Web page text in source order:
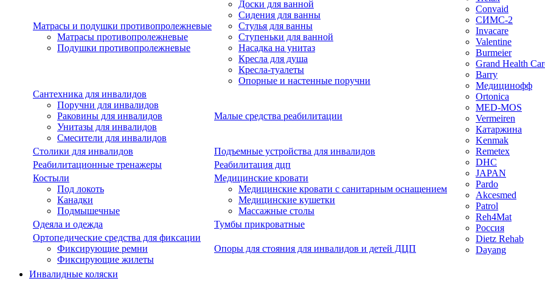
Матрасы и подушки противопролежневые
Матрасы противопролежневые
Подушки противопролежневые
Доски для ванной
Сидения для ванны
Стулья для ванны
Ступеньки для ванной
Насадка на унитаз
Кресла для душа
Кресла-туалеты
Опорные и настенные поручни
Сантехника для инвалидов
Поручни для инвалидов
Раковины для инвалидов
Унитазы для инвалидов
Смесители для инвалидов
Малые средства реабилитации
Столики для инвалидов
Подъемные устройства для инвалидов
Реабилитационные тренажеры
Реабилитация дцп
Костыли
Под локоть
Канадки
Подмышечные
Медицинские кровати
Медицинские кровати с санитарным оснащением
Медицинские кушетки
Массажные столы
Одеяла и одежда
Тумбы прикроватные
Ортопедические средства для фиксации
Фиксирующие ремни
Фиксирующие жилеты
Опоры для стояния для инвалидов и детей ДЦП
Convaid
СИМС-2
Invacare
Valentine
Burmeier
Grand Health
Barry
Медицинофф
Ortonica
MED-MOS
Vermeiren
Катаржина
Kenmak
Remetex
DHC
JAPAN
Pardo
Akcesmed
Patrol
Reh4Mat
Россия
Dietz Rehab
Dayang
Инвалидные коляски